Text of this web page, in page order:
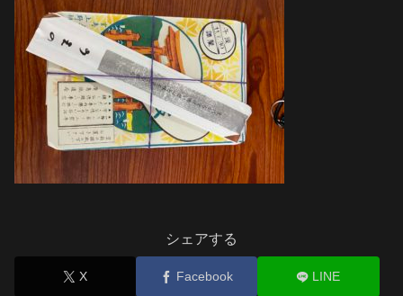
シェアする
X Facebook LINE